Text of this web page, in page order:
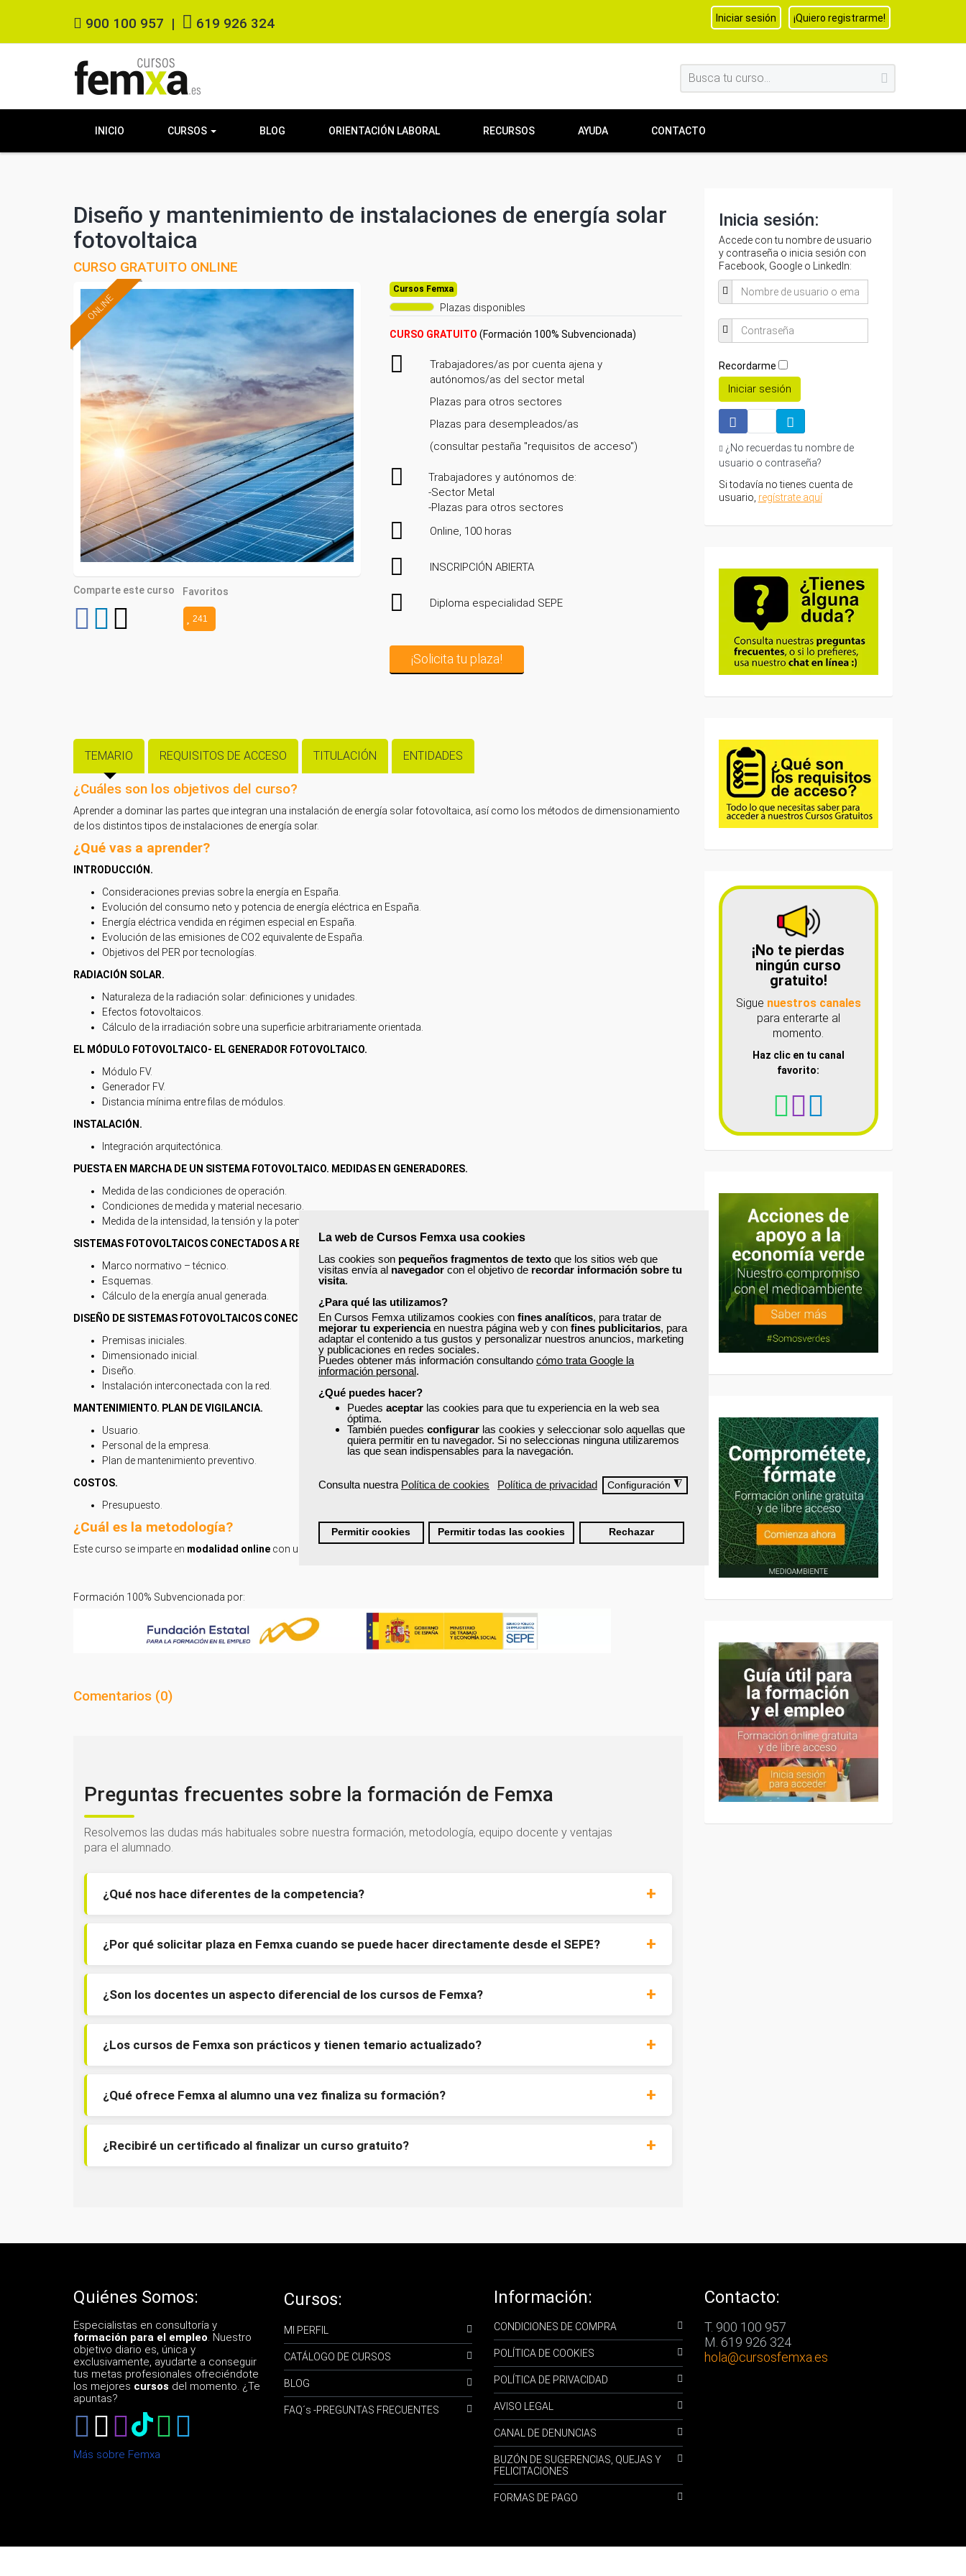
La web de Cursos Femxa usa cookies
Las cookies son pequeños fragmentos de texto que los sitios web que
visitas envía al navegador con el objetivo de recordar información sobre tu
visita.
¿Para qué las utilizamos?
En Cursos Femxa utilizamos cookies con fines analíticos, para tratar de
mejorar tu experienciaen nuestra página web y con fines publicitarios, para
adaptar el contenido a tus gustos y personalizar nuestros anuncios, marketing
y publicaciones en redes sociales.
Puedes obtener más información consultando cómo trata Google la
información personal.
¿Qué puedes hacer?
Puedes aceptar las cookies para que tu experiencia en la web sea
óptima.
También puedes configurar las cookies y seleccionar solo aquellas que
quiera permitir en tu navegador. Si no seleccionas ninguna utilizaremos
las que sean indispensables para la navegación.
Consulta nuestra Política de cookies Política de privacidad Configuración ◮
Permitir cookies Permitir todas las cookies Rechazar
900 100 957 | 619 926 324 Iniciar sesión ¡Quiero registrarme!
INICIO CURSOS BLOG ORIENTACIÓN LABORAL RECURSOS AYUDA CONTACTO
Diseño y mantenimiento de instalaciones de energía solar
fotovoltaica
CURSO GRATUITO ONLINE
ONLINE
Comparte este curso Favoritos
241
Cursos Femxa
Plazas disponibles
CURSO GRATUITO (Formación 100% Subvencionada)
Trabajadores/as por cuenta ajena y
autónomos/as del sector metal
Plazas para otros sectores
Plazas para desempleados/as
(consultar pestaña "requisitos de acceso")
Trabajadores y autónomos de:
-Sector Metal
-Plazas para otros sectores
Online, 100 horas
INSCRIPCIÓN ABIERTA
Diploma especialidad SEPE
¡Solicita tu plaza!
TEMARIO REQUISITOS DE ACCESO TITULACIÓN ENTIDADES
¿Cuáles son los objetivos del curso?
Aprender a dominar las partes que integran una instalación de energía solar fotovoltaica, así como los métodos de dimensionamiento
de los distintos tipos de instalaciones de energía solar.
¿Qué vas a aprender?
INTRODUCCIÓN.
Consideraciones previas sobre la energía en España.
Evolución del consumo neto y potencia de energía eléctrica en España.
Energía eléctrica vendida en régimen especial en España.
Evolución de las emisiones de CO2 equivalente de España.
Objetivos del PER por tecnologías.
RADIACIÓN SOLAR.
Naturaleza de la radiación solar: definiciones y unidades.
Efectos fotovoltaicos.
Cálculo de la irradiación sobre una superficie arbitrariamente orientada.
EL MÓDULO FOTOVOLTAICO- EL GENERADOR FOTOVOLTAICO.
Módulo FV.
Generador FV.
Distancia mínima entre filas de módulos.
INSTALACIÓN.
Integración arquitectónica.
PUESTA EN MARCHA DE UN SISTEMA FOTOVOLTAICO. MEDIDAS EN GENERADORES.
Medida de las condiciones de operación.
Condiciones de medida y material necesario.
Medida de la intensidad, la tensión y la potencia.
SISTEMAS FOTOVOLTAICOS CONECTADOS A RED.
Marco normativo – técnico.
Esquemas.
Cálculo de la energía anual generada.
DISEÑO DE SISTEMAS FOTOVOLTAICOS CONECTADOS A RED. PROYECTO DE INSTALACIÓN.
Premisas iniciales.
Dimensionado inicial.
Diseño.
Instalación interconectada con la red.
MANTENIMIENTO. PLAN DE VIGILANCIA.
Usuario.
Personal de la empresa.
Plan de mantenimiento preventivo.
COSTOS.
Presupuesto.
¿Cuál es la metodología?
Este curso se imparte en modalidad online con una duración de
Formación 100% Subvencionada por:
Comentarios (0)
Preguntas frecuentes sobre la formación de Femxa
Resolvemos las dudas más habituales sobre nuestra formación, metodología, equipo docente y ventajas
para el alumnado.
¿Qué nos hace diferentes de la competencia?
¿Por qué solicitar plaza en Femxa cuando se puede hacer directamente desde el SEPE?
¿Son los docentes un aspecto diferencial de los cursos de Femxa?
¿Los cursos de Femxa son prácticos y tienen temario actualizado?
¿Qué ofrece Femxa al alumno una vez finaliza su formación?
¿Recibiré un certificado al finalizar un curso gratuito?
Inicia sesión:
Accede con tu nombre de usuario
y contraseña o inicia sesión con
Facebook, Google o LinkedIn:
Recordarme
Iniciar sesión
¿No recuerdas tu nombre de
usuario o contraseña?
Si todavía no tienes cuenta de
usuario, regístrate aquí
¡No te pierdas
ningún curso
gratuito!
Sigue nuestros canales
para enterarte al
momento.
Haz clic en tu canal
favorito:
Quiénes Somos:
Especialistas en consultoría y
formación para el empleo. Nuestro
objetivo diario es, única y
exclusivamente, ayudarte a conseguir
tus metas profesionales ofreciéndote
los mejores cursos del momento. ¿Te
apuntas?
Más sobre Femxa
Cursos:
MI PERFIL
CATÁLOGO DE CURSOS
BLOG
FAQ´s -PREGUNTAS FRECUENTES
Información:
CONDICIONES DE COMPRA
POLÍTICA DE COOKIES
POLÍTICA DE PRIVACIDAD
AVISO LEGAL
CANAL DE DENUNCIAS
BUZÓN DE SUGERENCIAS, QUEJAS Y
FELICITACIONES
FORMAS DE PAGO
Contacto:
T. 900 100 957
M. 619 926 324
hola@cursosfemxa.es